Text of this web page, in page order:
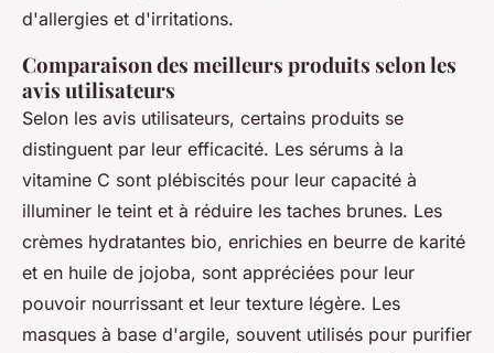
d'allergies et d'irritations.
Comparaison des meilleurs produits selon les
avis utilisateurs
Selon les avis utilisateurs, certains produits se
distinguent par leur efficacité. Les sérums à la
vitamine C sont plébiscités pour leur capacité à
illuminer le teint et à réduire les taches brunes. Les
crèmes hydratantes bio, enrichies en beurre de karité
et en huile de jojoba, sont appréciées pour leur
pouvoir nourrissant et leur texture légère. Les
masques à base d'argile, souvent utilisés pour purifier